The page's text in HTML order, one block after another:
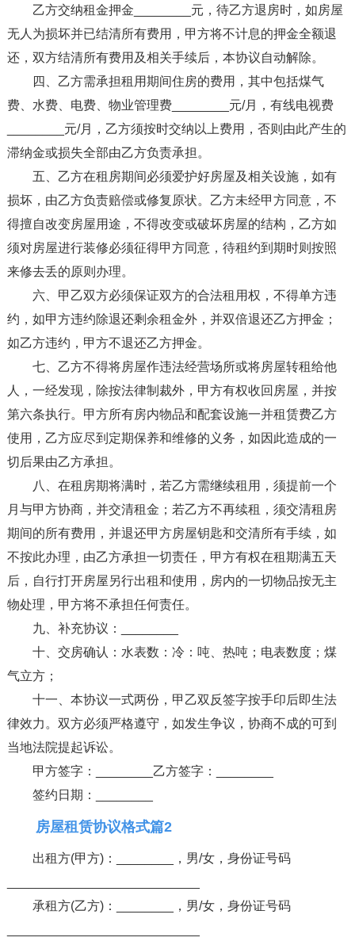
乙方交纳租金押金________元，待乙方退房时，如房屋
无人为损坏并已结清所有费用，甲方将不计息的押金全额退
还，双方结清所有费用及相关手续后，本协议自动解除。
四、乙方需承担租用期间住房的费用，其中包括煤气
费、水费、电费、物业管理费________元/月，有线电视费
________元/月，乙方须按时交纳以上费用，否则由此产生的
滞纳金或损失全部由乙方负责承担。
五、乙方在租房期间必须爱护好房屋及相关设施，如有
损坏，由乙方负责赔偿或修复原状。乙方未经甲方同意，不
得擅自改变房屋用途，不得改变或破坏房屋的结构，乙方如
须对房屋进行装修必须征得甲方同意，待租约到期时则按照
来修去丢的原则办理。
六、甲乙双方必须保证双方的合法租用权，不得单方违
约，如甲方违约除退还剩余租金外，并双倍退还乙方押金；
如乙方违约，甲方不退还乙方押金。
七、乙方不得将房屋作违法经营场所或将房屋转租给他
人，一经发现，除按法律制裁外，甲方有权收回房屋，并按
第六条执行。甲方所有房内物品和配套设施一并租赁费乙方
使用，乙方应尽到定期保养和维修的义务，如因此造成的一
切后果由乙方承担。
八、在租房期将满时，若乙方需继续租用，须提前一个
月与甲方协商，并交清租金；若乙方不再续租，须交清租房
期间的所有费用，并退还甲方房屋钥匙和交清所有手续，如
不按此办理，由乙方承担一切责任，甲方有权在租期满五天
后，自行打开房屋另行出租和使用，房内的一切物品按无主
物处理，甲方将不承担任何责任。
九、补充协议：________
十、交房确认：水表数：冷：吨、热吨；电表数度；煤
气立方；
十一、本协议一式两份，甲乙双反签字按手印后即生法
律效力。双方必须严格遵守，如发生争议，协商不成的可到
当地法院提起诉讼。
甲方签字：________乙方签字：________
签约日期：________
房屋租赁协议格式篇2
出租方(甲方)：________，男/女，身份证号码
承租方(乙方)：________，男/女，身份证号码